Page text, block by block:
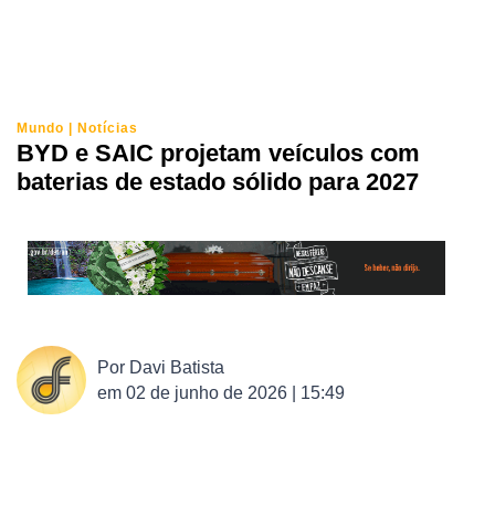
Mundo | Notícias
BYD e SAIC projetam veículos com
baterias de estado sólido para 2027
Por Davi Batista
em 02 de junho de 2026 | 15:49